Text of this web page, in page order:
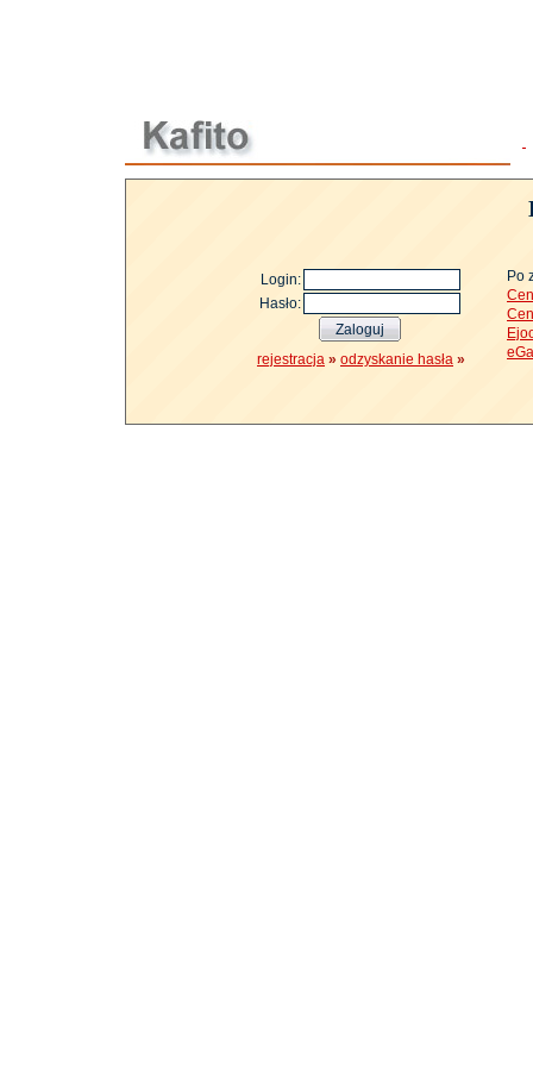
Login:
Hasło:
rejestracja » odzyskanie hasła »
Po